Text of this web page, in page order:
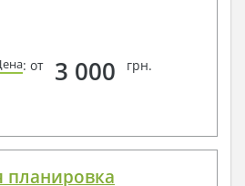
: от 3 000 грн.
планировка